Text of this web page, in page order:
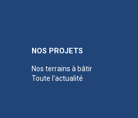
NOS PROJETS
Nos terrains à bâtir
Toute l'actualité